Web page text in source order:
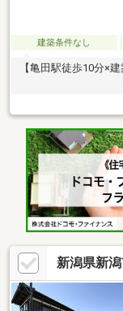
建築条件なし
【亀田駅徒歩10分×
新潟県新